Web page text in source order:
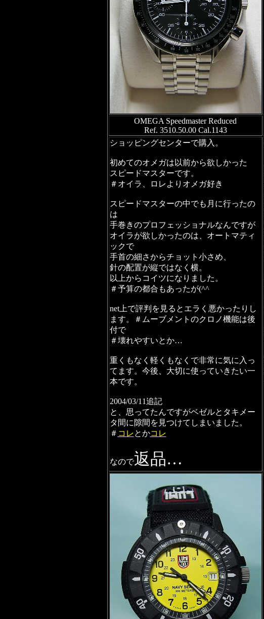
OMEGA Speedmaster Reduced
Ref. 3510.50.00 Cal.1143
ショッピングセンターで購入。
初めてのオメガは以前から欲しかった
スピードマスターです。
＃オイラ、ロレよりオメガ好き
スピードマスターの中でも月に行ったの
は
手巻きのプロフェッショナルなんですが
オイラが欲しかったのは、オートマティ
ックで
手首の細さからチョット小さめ、
針の配置が縦ではなく横。
以上からコイツになりました。
＃予算の都合もあったが(^^ゞ
net上で評判を見るとエラく悪かったりし
ます。＃ムーブメントのクロノ機能は後
付で
＃壊れやすいとか…
重くもなく軽くもなくで非常に気に入っ
てます。今後、大切に使っていきたい一
本です。
2004/03/11追記
と、思ってたんですがベゼルとタキメー
タ間に隙間を見つけてしまいました。
＃ コレ とかコレ
なので返品…